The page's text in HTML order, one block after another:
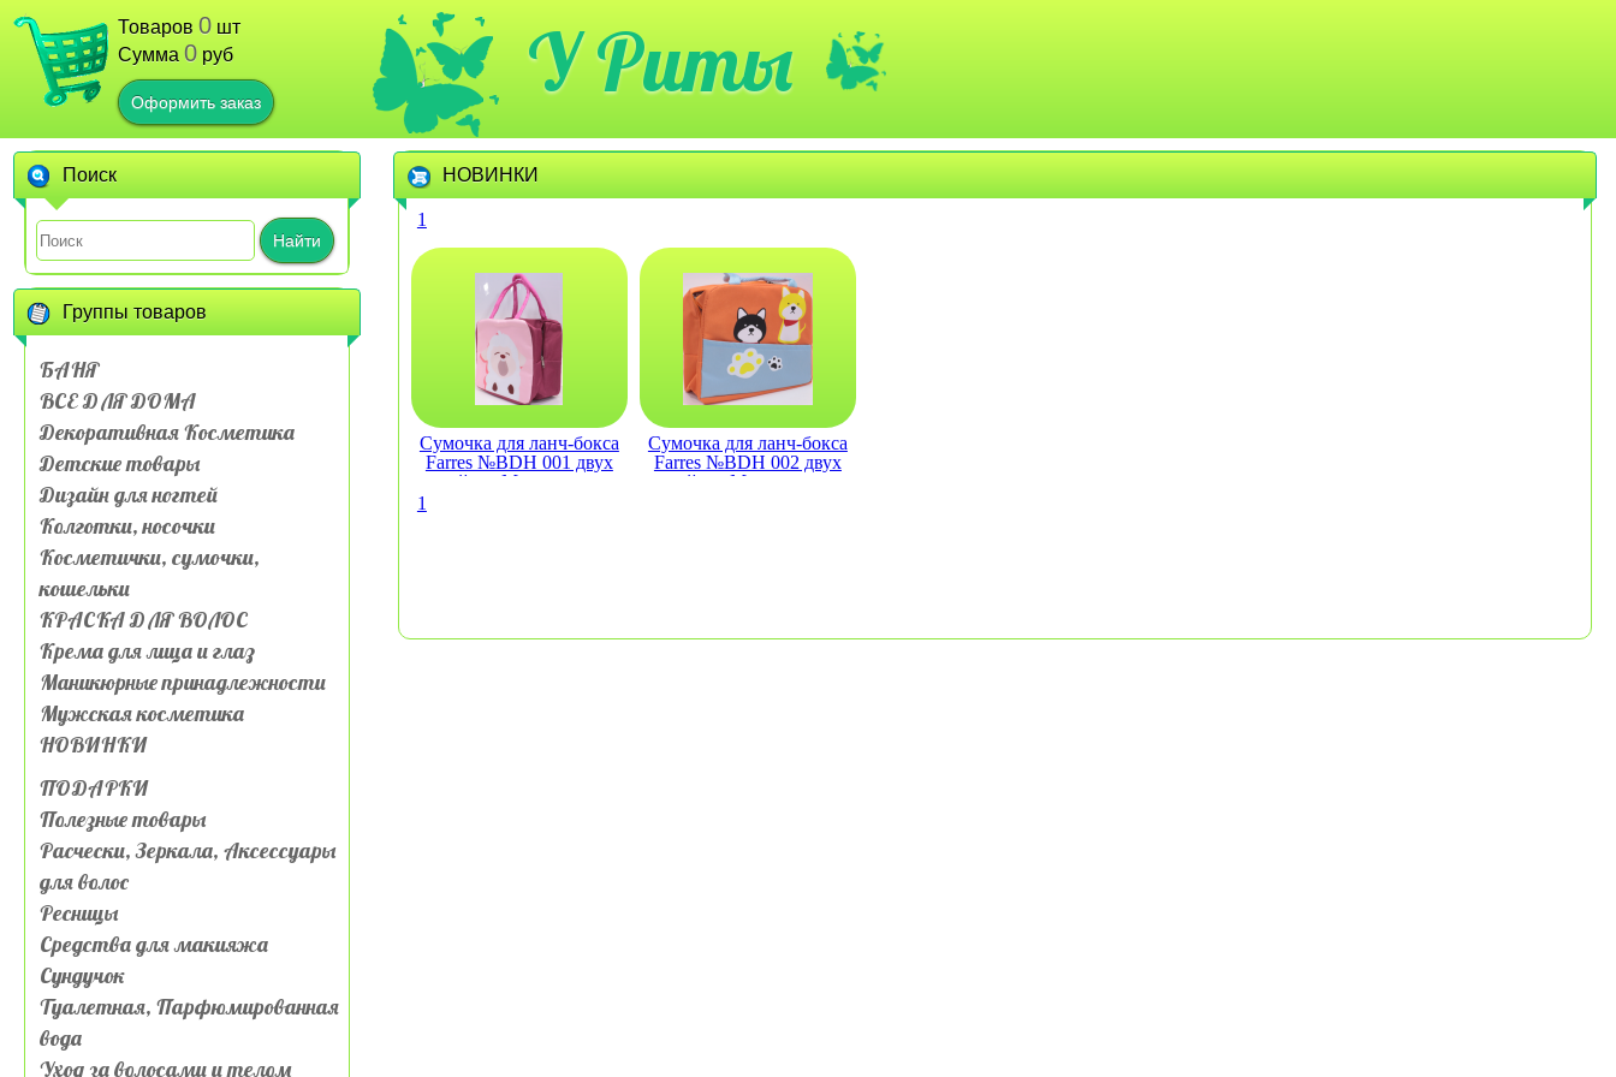
Товаров 0 шт
Сумма 0 руб
Оформить заказ У Риты
Поиск
Найти
Группы товаров
БАНЯ
ВСЕ ДЛЯ ДОМА
Декоративная Косметика
Детские товары
Дизайн для ногтей
Колготки, носочки
Косметички, сумочки,
кошельки
КРАСКА ДЛЯ ВОЛОС
Крема для лица и глаз
Маникюрные принадлежности
Мужская косметика
НОВИНКИ
ПОДАРКИ
Полезные товары
Расчески, Зеркала, Аксессуары
для волос
Ресницы
Средства для макияжа
Сундучок
Туалетная, Парфюмированная
вода
Уход за волосами и телом
НОВИНКИ
1
Сумочка для ланч-бокса
Farres №BDH 001 двух
слойная Мультяшные
Сумочка для ланч-бокса
Farres №BDH 002 двух
слойная Мультяшные
1